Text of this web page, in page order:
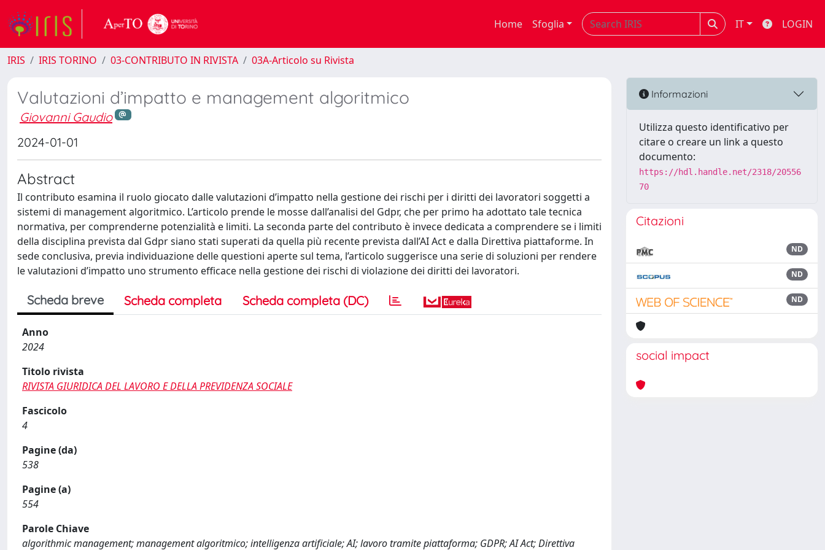
Home Sfoglia IT LOGIN
IRIS IRIS TORINO 03-CONTRIBUTO IN RIVISTA 03A-Articolo su Rivista
Valutazioni d’impatto e management algoritmico
Giovanni Gaudio
2024-01-01
Abstract
Il contributo esamina il ruolo giocato dalle valutazioni d’impatto nella gestione dei rischi per i diritti dei lavoratori soggetti a
sistemi di management algoritmico. L’articolo prende le mosse dall’analisi del Gdpr, che per primo ha adottato tale tecnica
normativa, per comprenderne potenzialità e limiti. La seconda parte del contributo è invece dedicata a comprendere se i limiti
della disciplina prevista dal Gdpr siano stati superati da quella più recente prevista dall’AI Act e dalla Direttiva piattaforme. In
sede conclusiva, previa individuazione delle questioni aperte sul tema, l’articolo suggerisce una serie di soluzioni per rendere
le valutazioni d’impatto uno strumento efficace nella gestione dei rischi di violazione dei diritti dei lavoratori.
Scheda breve Scheda completa Scheda completa (DC)
Anno
2024
Titolo rivista
RIVISTA GIURIDICA DEL LAVORO E DELLA PREVIDENZA SOCIALE
Fascicolo
4
Pagine (da)
538
Pagine (a)
554
Parole Chiave
algorithmic management; management algoritmico; intelligenza artificiale; AI; lavoro tramite piattaforma; GDPR; AI Act; Direttiva
Informazioni
Utilizza questo identificativo per
citare o creare un link a questo
documento:
https://hdl.handle.net/2318/20556
70
Citazioni
ND
ND
ND
social impact